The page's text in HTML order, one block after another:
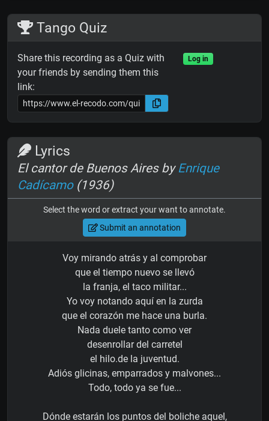
Tango Quiz
Share this recording as a Quiz with
your friends by sending them this
link:
Log in
Lyrics
El cantor de Buenos Aires byEnrique
Cadícamo(1936)
Select the word or extract your want to annotate.
Submit an annotation
Voy mirando atrás y al comprobar
que el tiempo nuevo se llevó
la franja, el taco militar...
Yo voy notando aquí en la zurda
que el corazón me hace una burla.
Nada duele tanto como ver
desenrollar del carretel
el hilo.de la juventud.
Adiós glicinas, emparrados y malvones...
Todo, todo ya se fue...
Dónde estarán los puntos del boliche aquel,